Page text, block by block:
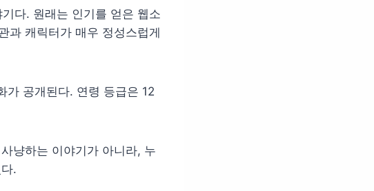
다. 원래는 인기를 얻은 웹소
과 캐릭터가 매우 정성스럽게
가 공개된다. 연령 등급은 12
냥하는 이야기가 아니라, 누
.